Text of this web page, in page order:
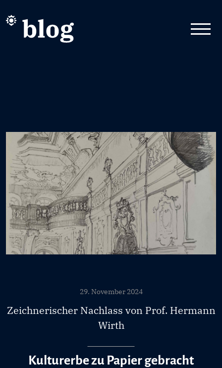
29. November 2024
Zeichnerischer Nachlass von Prof. Hermann
Wirth
Kulturerbe zu Papier gebracht